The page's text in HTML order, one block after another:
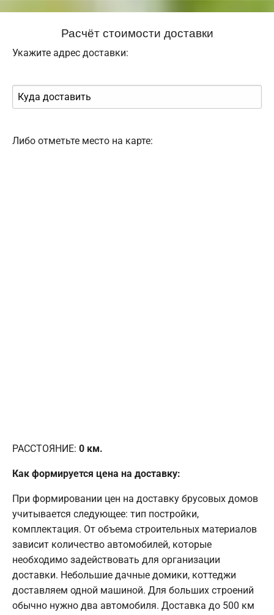
Расчёт стоимости доставки
Укажите адрес доставки:
Либо отметьте место на карте:
РАССТОЯНИЕ: 0 км.
Как формируется цена на доставку:
При формировании цен на доставку брусовых домов
учитывается следующее: тип постройки,
комплектация. От объема строительных материалов
зависит количество автомобилей, которые
необходимо задействовать для организации
доставки. Небольшие дачные домики, коттеджи
доставляем одной машиной. Для больших строений
обычно нужно два автомобиля. Доставка до 500 км